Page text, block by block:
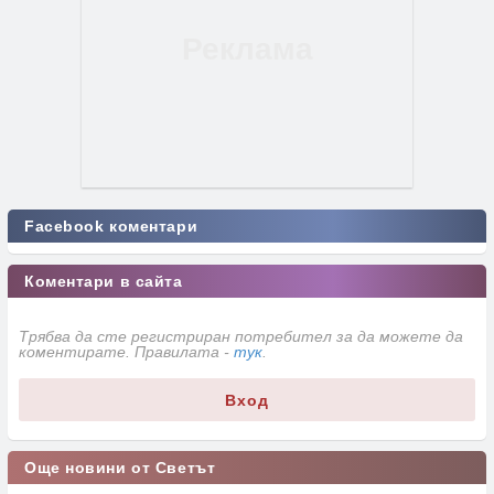
Facebook коментари
Коментари в сайта
Трябва да сте регистриран потребител за да можете да
коментирате. Правилата - тук
Вход
Още новини от Светът